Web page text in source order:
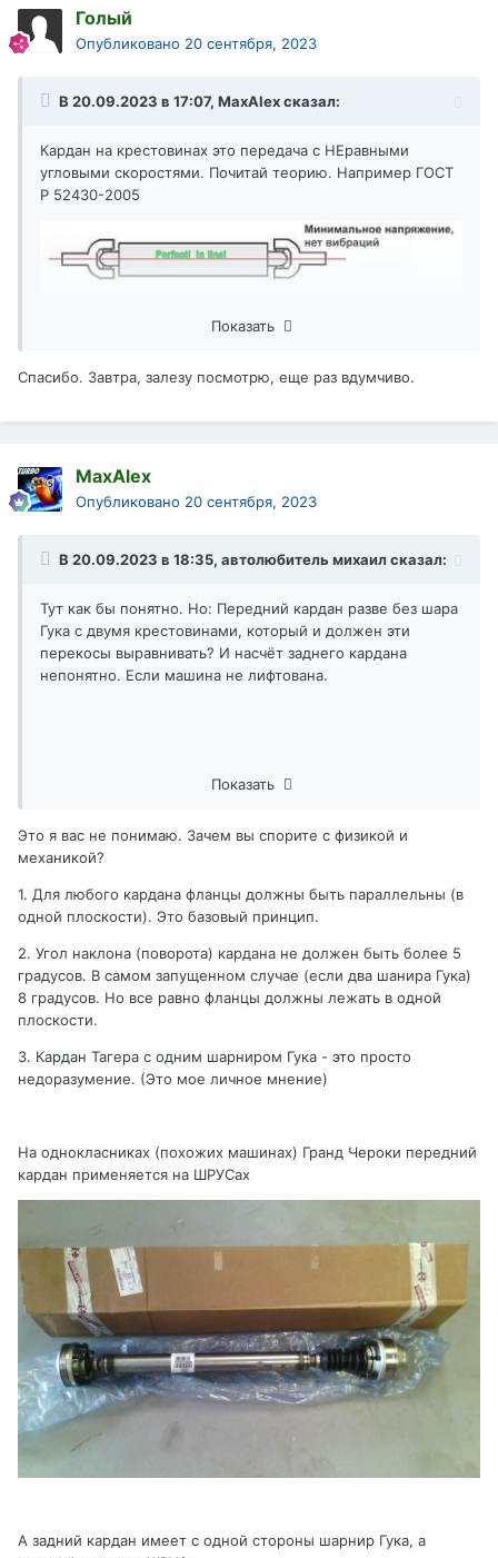
Голый
Опубликовано 20 сентября, 2023
В 20.09.2023 в 17:07, MaxAlexсказал:
Кардан на крестовинах это передача с НЕравными
угловыми скоростями. Почитай теорию. Например ГОСТ
Р 52430-2005
У тебя в переднем кардане как раз четвертый случай.
А в заднем кардане третий случай.
Показать
Спасибо. Завтра, залезу посмотрю, еще раз вдумчиво.
MaxAlex
Опубликовано 20 сентября, 2023
В 20.09.2023 в 18:35, автолюбитель михаил сказал:
Тут как бы понятно. Но: Передний кардан разве без шара
Гука с двумя крестовинами, который и должен эти
перекосы выравнивать? И насчёт заднего кардана
непонятно. Если машина не лифтована.
Показать
Это я вас не понимаю. Зачем вы спорите с физикой и
механикой?
1. Для любого кардана фланцы должны быть параллельны (в
одной плоскости). Это базовый принцип.
2. Угол наклона (поворота) кардана не должен быть более 5
градусов. В самом запущенном случае (если два шанира Гука)
8 градусов. Но все равно фланцы должны лежать в одной
плоскости.
3. Кардан Тагера с одним шарниром Гука - это просто
недоразумение. (Это мое личное мнение)
На однокласниках (похожих машинах) Гранд Чероки передний
кардан применяется на ШРУСах
А задний кардан имеет с одной стороны шарнир Гука, а